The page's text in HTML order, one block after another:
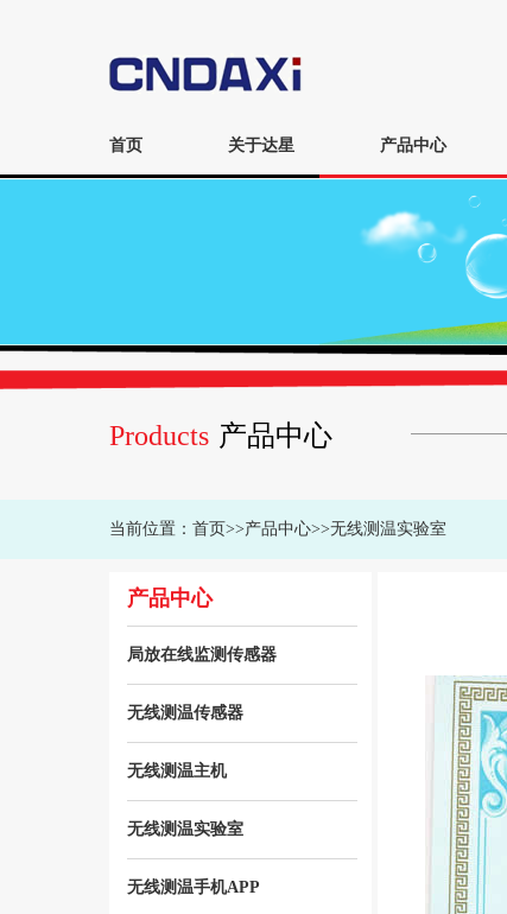
首页 关于达星 产品中心
Products 产品中心
当前位置： 首页>>产品中心>>无线测温实验室
产品中心
局放在线监测传感器
无线测温传感器
无线测温主机
无线测温实验室
无线测温手机APP